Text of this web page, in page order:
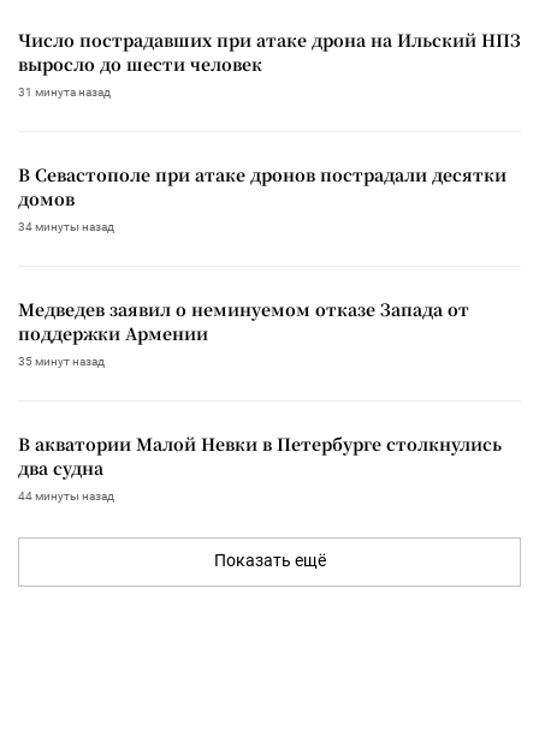
Число пострадавших при атаке дрона на Ильский НПЗ
выросло до шести человек
31 минута назад
В Севастополе при атаке дронов пострадали десятки
домов
34 минуты назад
Медведев заявил о неминуемом отказе Запада от
поддержки Армении
35 минут назад
В акватории Малой Невки в Петербурге столкнулись
два судна
44 минуты назад
Показать ещё